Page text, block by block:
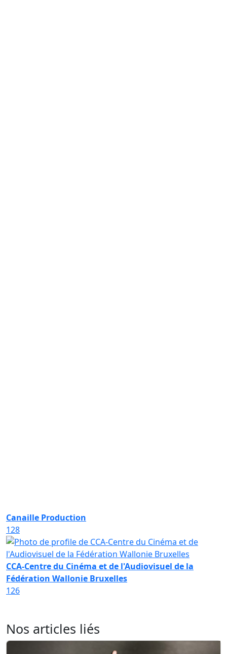
Canaille Production
128
CCA-Centre du Cinéma et de l'Audiovisuel de la
Fédération Wallonie Bruxelles
126
Nos articles liés